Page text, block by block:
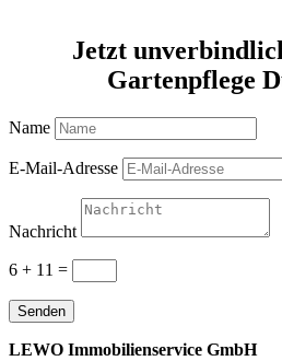
Jetzt
Gartenpflege
Name
E-Mail-Adresse
Nachricht
6 + 11 =
Senden
LEWO Immobilienservice GmbH